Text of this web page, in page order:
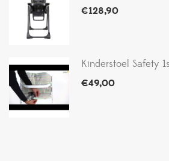
€128,90
Kinderstoel Safety
€49,00